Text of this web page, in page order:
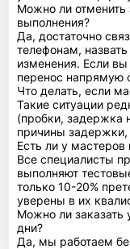
Можно ли отменить
выполнения?
Да, достаточно
телефонам,
изменения. Если
перенос напрямую
Что делать, если
Такие ситуации
(пробки, задержка
причины задержки,
Есть ли у
Все специалисты
выполняют
только 10-20%
уверены в их
Можно ли заказать
дни?
Да, мы работаем